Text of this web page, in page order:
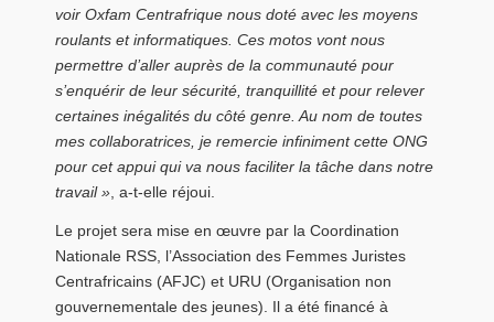
voir Oxfam Centrafrique nous doté avec les moyens
roulants et informatiques. Ces motos vont nous
permettre d’aller auprès de la communauté pour
s’enquérir de leur sécurité, tranquillité et pour relever
certaines inégalités du côté genre. Au nom de toutes
mes collaboratrices, je remercie infiniment cette ONG
pour cet appui qui va nous faciliter la tâche dans notre
travail » , a-t-elle réjoui.
Le projet sera mise en œuvre par la Coordination
Nationale RSS, l’Association des Femmes Juristes
Centrafricains (AFJC) et URU (Organisation non
gouvernementale des jeunes). Il a été financé à